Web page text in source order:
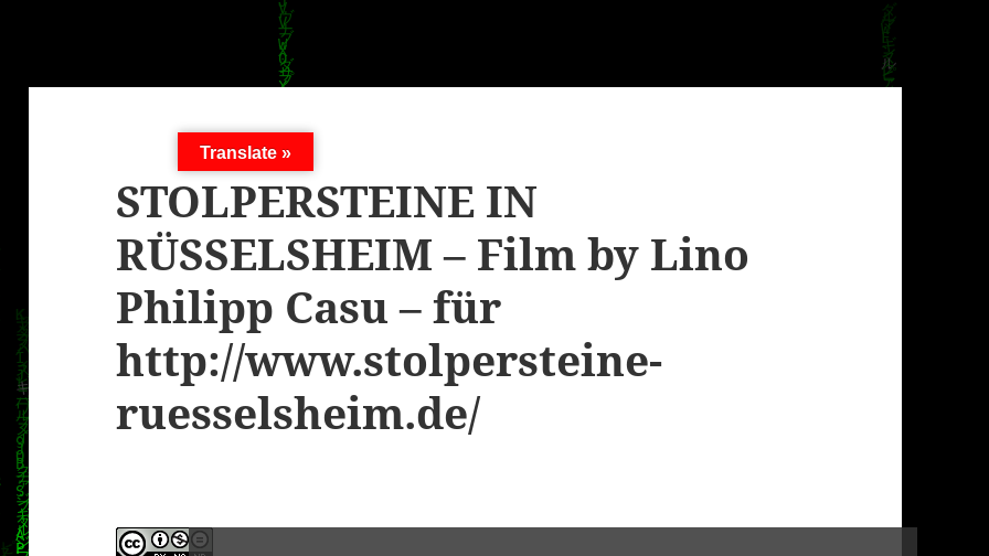
STOLPERSTEINE IN
RÜSSELSHEIM – Film by Lino
Philipp Casu – für
http://www.stolpersteine-
ruesselsheim.de/
Translate »